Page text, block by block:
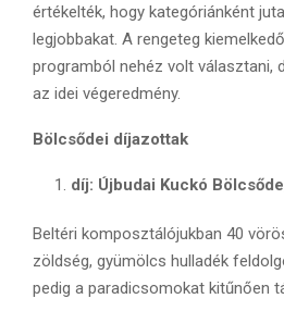
értékelték, hogy kategóriánként
legjobbakat. A rengeteg
programból nehéz volt választani,
az idei végeredmény.
Bölcsődei díjazottak
díj: Újbudai Kuckó
Beltéri komposztálójukban 40
zöldség, gyümölcs hulladék
pedig a paradicsomokat kitűnően